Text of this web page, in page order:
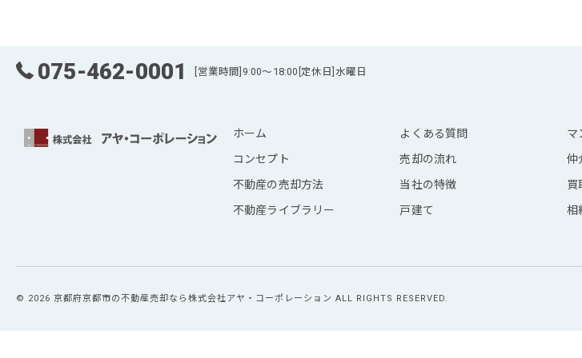
075-462-0001 [営業時間]9:00～18:00[定休日]水曜日
ホーム
コンセプト
不動産の売却方法
不動産ライブラリー
よくある質問
売却の流れ
当社の特徴
戸建て
マ
仲
買
相
© 2026 京都府京都市の不動産売却なら株式会社アヤ・コーポレーション ALL RIGHTS RESERVED.